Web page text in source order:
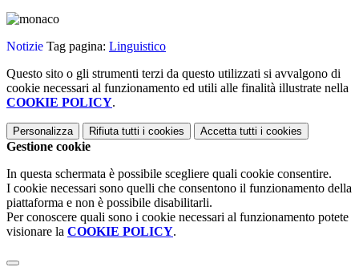
Notizie Tag pagina: Linguistico
Questo sito o gli strumenti terzi da questo utilizzati si avvalgono di
cookie necessari al funzionamento ed utili alle finalità illustrate nella
COOKIE POLICY.
Personalizza Rifiuta tutti i cookies Accetta tutti i cookies
Gestione cookie
In questa schermata è possibile scegliere quali cookie consentire.
I cookie necessari sono quelli che consentono il funzionamento della
piattaforma e non è possibile disabilitarli.
Per conoscere quali sono i cookie necessari al funzionamento potete
visionare la COOKIE POLICY.